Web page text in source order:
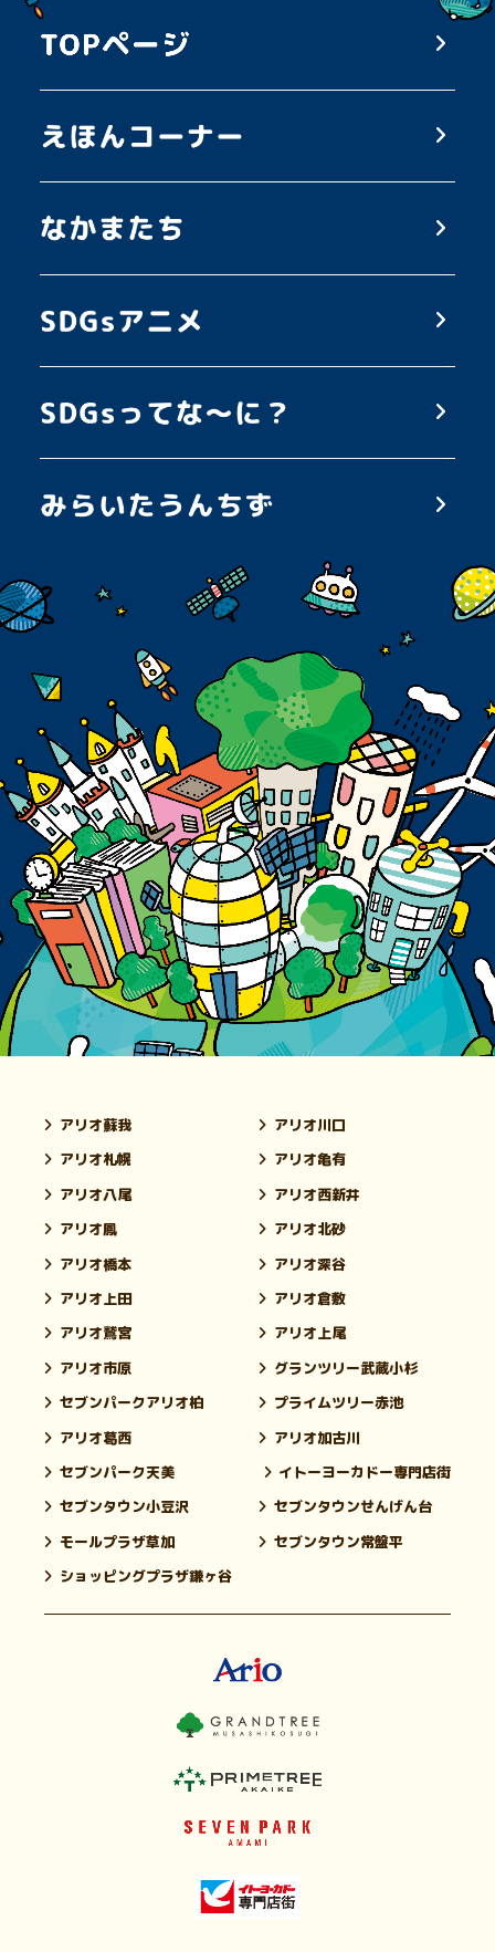
アリオ蘇我
アリオ川口
アリオ札幌
アリオ亀有
アリオ八尾
アリオ西新井
アリオ鳳
アリオ北砂
アリオ橋本
アリオ深谷
アリオ上田
アリオ倉敷
アリオ鷲宮
アリオ上尾
アリオ市原
グランツリー武蔵小杉
セブンパークアリオ柏
プライムツリー赤池
アリオ葛西
アリオ加古川
セブンパーク天美
イトーヨーカドー専門店街
セブンタウン小豆沢
セブンタウンせんげん台
モールプラザ草加
セブンタウン常盤平
ショッピングプラザ鎌ヶ谷